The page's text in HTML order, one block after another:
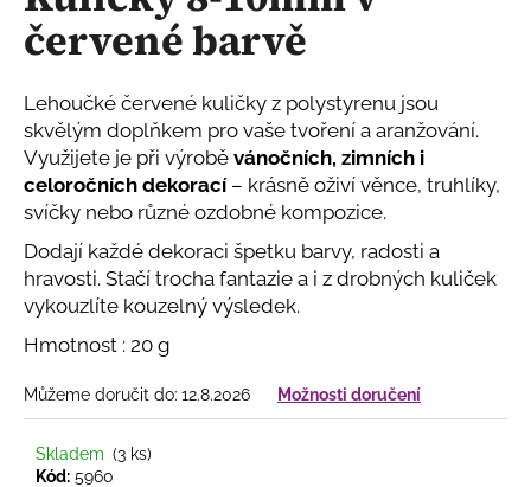
0,0
z
hvězdiček.
červené barvě
Lehoučké červené kuličky z polystyrenu jsou
skvělým doplňkem pro vaše tvoření a aranžování.
Využijete je při výrobě vánočních, zimních i
celoročních dekorací– krásně oživí věnce, truhlíky,
svíčky nebo různé ozdobné kompozice.
Dodají každé dekoraci špetku barvy, radosti a
hravosti. Stačí trocha fantazie a i z drobných kuliček
vykouzlíte kouzelný výsledek.
Hmotnost : 20 g
Můžeme doručit do: 12.8.2026 Možnosti doručení
Skladem (3 ks)
Kód: 5960
a
j
í
t
?
HLEDAT
o
p
o